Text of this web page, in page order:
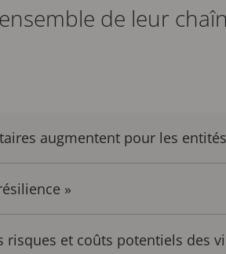
de leur
augmentent pour les
»
risques et coûts potentiels des